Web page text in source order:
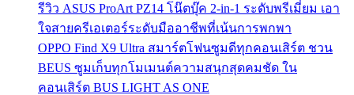
รีวิว ASUS ProArt PZ14 โน๊ตบุ๊ค 2-in-1 ระดับพรีเมี่ยม เอา
ใจสายครีเอเตอร์ระดับมืออาชีพที่เน้นการพกพา
OPPO Find X9 Ultra สมาร์ตโฟนซูมดีทุกคอนเสิร์ต ชวน
BEUS ซูมเก็บทุกโมเมนต์ความสนุกสุดคมชัด ใน
คอนเสิร์ต BUS LIGHT AS ONE